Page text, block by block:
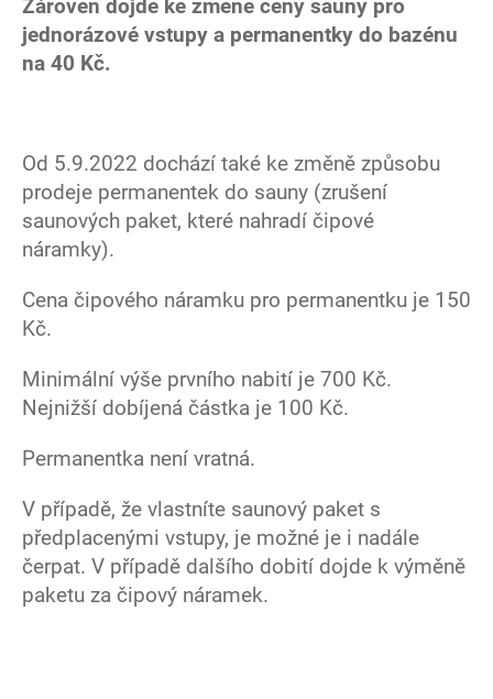
Zároveň dojde ke změně ceny sauny pro
jednorázové vstupy a permanentky do bazénu
na 40 Kč.
Od 5.9.2022 dochází také ke změně způsobu
prodeje permanentek do sauny (zrušení
saunových paket, které nahradí čipové
náramky).
Cena čipového náramku pro permanentku je 150
Kč.
Minimální výše prvního nabití je 700 Kč.
Nejnižší dobíjená částka je 100 Kč.
Permanentka není vratná.
V případě, že vlastníte saunový paket s
předplacenými vstupy, je možné je i nadále
čerpat. V případě dalšího dobití dojde k výměně
paketu za čipový náramek.